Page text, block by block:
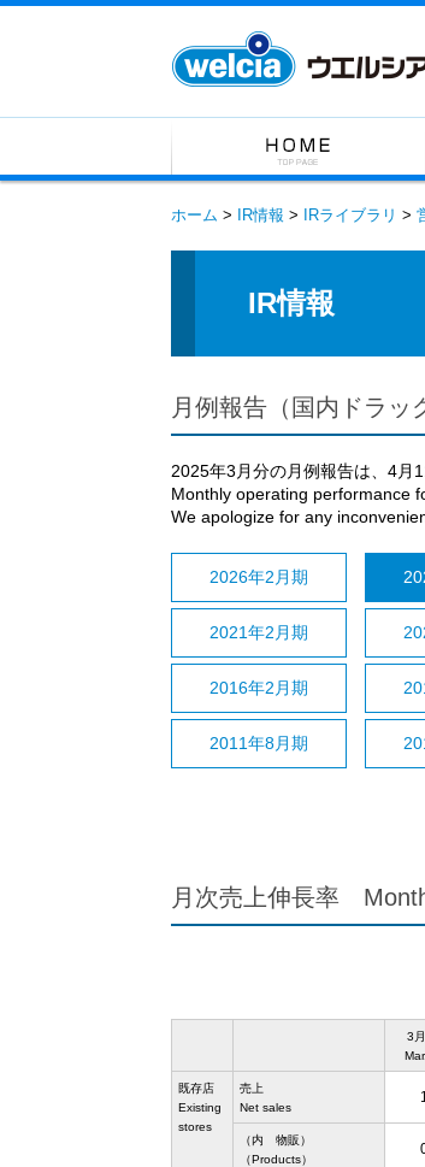
ホーム IR情報 IRライブラリ
IR情報
月例報告（国内ドラ
2025年3月分の月例報告は、4月
Monthly operating performance
We apologize for any
2026年2月期
2021年2月期
2016年2月期
2011年8月期
月次売上伸長率
3月
Mar.
既存店
Existing
stores
売上
Net sales
（内 物販）
（Products）